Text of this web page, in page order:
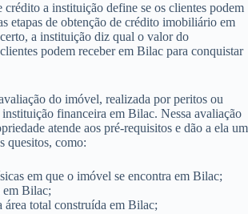
crédito a instituição define se os clientes podem
etapas de obtenção de crédito imobiliário em
a instituição diz qual o valor do
podem receber em Bilac para conquistar
do imóvel, realizada por peritos ou
financeira em Bilac. Nessa avaliação
atende aos pré-requisitos e dão a ela um
quesitos, como:
em que o imóvel se encontra em Bilac;
em Bilac;
área total construída em Bilac;